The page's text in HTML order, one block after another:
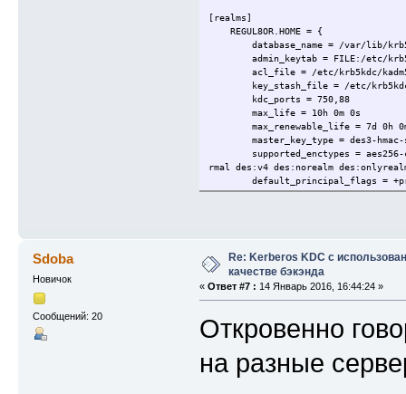
[realms]
REGUL8OR.HOME = {
database_name = /var/lib/
admin_keytab = FILE:/etc/
acl_file = /etc/krb5kdc/
key_stash_file = /etc/
kdc_ports = 750,88
max_life = 10h 0m 0s
max_renewable_life = 7d 0h
master_key_type = des3-hmac-
supported_enctypes = aes256-
rmal des:v4 des:norealm
default_principal_flags =
}
Sdoba
Новичок
Сообщений: 20
Re: Kerberos KDC с
качестве бэкэнда
« Ответ #7 : 14 Январь 2016, 16:44:24 »
Откровенно
на разные